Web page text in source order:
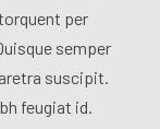
per
semper
suscipit.
feugiat id.